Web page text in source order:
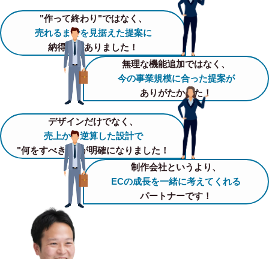
"作って終わり"ではなく、
売れるまでを見据えた提案に
納得感がありました！
無理な機能追加ではなく、
今の事業規模に合った提案が
ありがたかった！
デザインだけでなく、
売上から逆算した設計で
"何をすべきか"が明確になりました！
制作会社というより、
ECの成長を一緒に考えてくれる
パートナーです！